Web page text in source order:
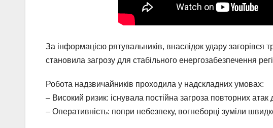
За інформацією рятувальників, внаслідок удару
становила загрозу для стабільного енергозабезпечення
Робота надзвичайників проходила у надскладних умовах:
– Високий ризик: існувала постійна загроза повторних атак
– Оперативність: попри небезпеку, вогнеборці зуміли